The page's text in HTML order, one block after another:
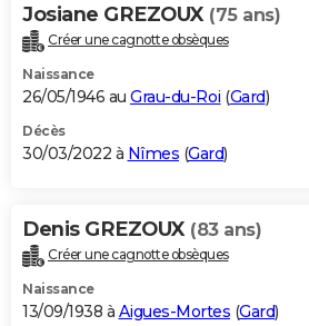
Carte de Noël
Carte Bonne année
Carte Saint-Valentin
Carte Pâques
Carte d'anniversaire
DICTIONNAIRE
Dictionnaire
Biographies
Citations
Expressions
Proverbes
PROGRAMME TV
S'inscrire
Se connecter
Lycées
Collèges
Primaires
Universités
Entreprises
Service militaire
Avis de recherche
AVIS DE DÉCÈS
Bricolage
Lifestyle
Culture
Sport
Auto
Television
Voyage
Cinema
Josiane GREZOUX (75 ans)
Créer une cagnotte obsèques
Naissance
26/05/1946 au Grau-du-Roi (Gard)
Décès
30/03/2022 à Nîmes (Gard)
Denis GREZOUX (83 ans)
Créer une cagnotte obsèques
Naissance
13/09/1938 à Aigues-Mortes (Gard)